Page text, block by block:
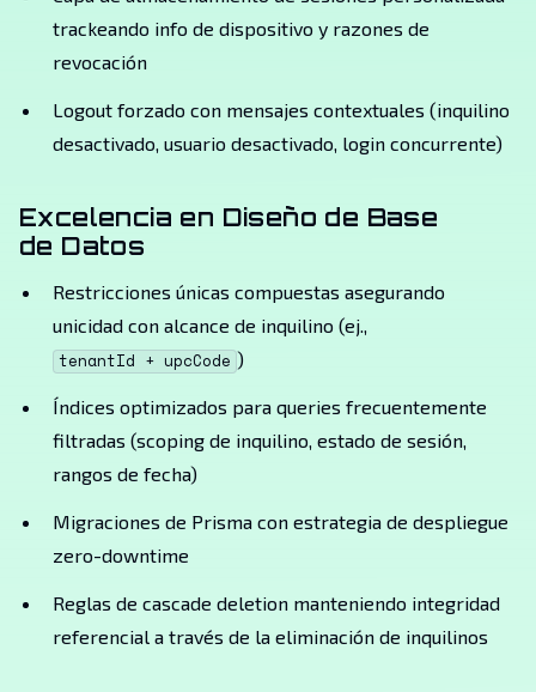
trackeando info de dispositivo y razones de
revocación
Logout forzado con mensajes contextuales (inquilino
desactivado, usuario desactivado, login concurrente)
Excelencia en Diseño de Base
de Datos
Restricciones únicas compuestas asegurando
unicidad con alcance de inquilino (ej.,
tenantId + upcCode )
Índices optimizados para queries frecuentemente
filtradas (scoping de inquilino, estado de sesión,
rangos de fecha)
Migraciones de Prisma con estrategia de despliegue
zero-downtime
Reglas de cascade deletion manteniendo integridad
referencial a través de la eliminación de inquilinos